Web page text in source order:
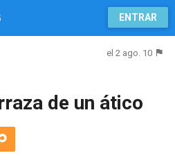
ENTRAR
el 2 ago. 10
de un ático